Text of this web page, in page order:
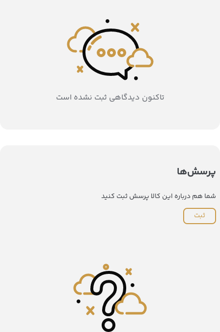
تاکنون دیدگاهی ثبت نشده است
پرسش‌ها
شما هم درباره این کالا پرسش ثبت کنید
ثبت